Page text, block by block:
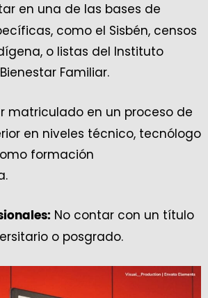
en una de las bases de
como el Sisbén, censos
o listas del Instituto
Familiar.
matriculado en un proceso de
en niveles técnico, tecnólogo
formación
No contar con un título
o posgrado.